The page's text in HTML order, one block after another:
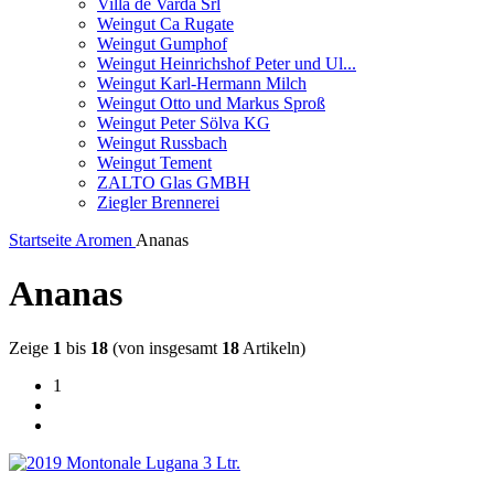
Villa de Varda Srl
Weingut Ca Rugate
Weingut Gumphof
Weingut Heinrichshof Peter und Ul...
Weingut Karl-Hermann Milch
Weingut Otto und Markus Sproß
Weingut Peter Sölva KG
Weingut Russbach
Weingut Tement
ZALTO Glas GMBH
Ziegler Brennerei
Startseite Aromen Ananas
Ananas
Zeige 1 bis 18 (von insgesamt 18 Artikeln)
1